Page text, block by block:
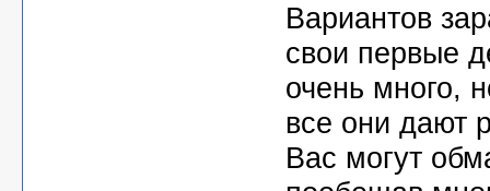
Вариантов
свои первые
очень много,
все они дают
Вас могут